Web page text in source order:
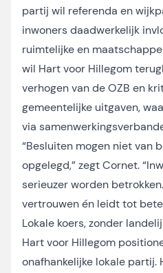
partij wil referenda en
inwoners daadwerkelijk
ruimtelijke en
wil Hart voor Hillegom
verhogen van de OZB en
gemeentelijke uitgaven,
via
“Besluiten mogen niet van
opgelegd,” zegt Cornet.
serieuzer worden
vertrouwen én leidt tot
Lokale koers, zonder
Hart voor Hillegom
onafhankelijke lokale partij.